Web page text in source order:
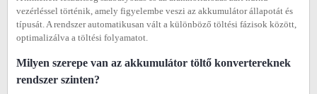
vezérléssel történik, amely figyelembe veszi az akkumulátor állapotát és
típusát. A rendszer automatikusan vált a különböző töltési fázisok között,
optimalizálva a töltési folyamatot.
Milyen szerepe van az akkumulátor töltő konvertereknek
rendszer szinten?